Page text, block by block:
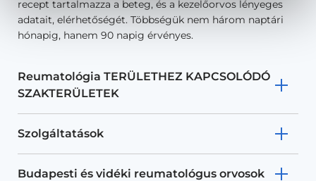
recept tartalmazza a beteg, és a kezelőorvos lényeges
adatait, elérhetőségét. Többségük nem három naptári
hónapig, hanem 90 napig érvényes.
Reumatológia TERÜLETHEZ KAPCSOLÓDÓ
SZAKTERÜLETEK
Szolgáltatások
Budapesti és vidéki reumatológus orvosok